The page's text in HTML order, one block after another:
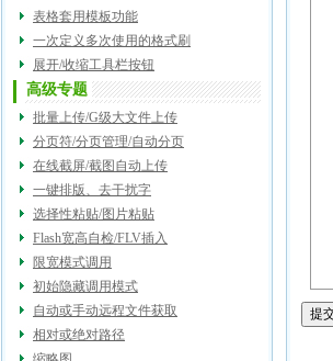
表格套用模板功能
一次定义多次使用的格式刷
展开/收缩工具栏按钮
高级专题
批量上传/G级大文件上传
分页符/分页管理/自动分页
在线截屏/截图自动上传
一键排版、去干扰字
选择性粘贴/图片粘贴
Flash宽高自检/FLV插入
限宽模式调用
初始隐藏调用模式
自动或手动远程文件获取
相对或绝对路径